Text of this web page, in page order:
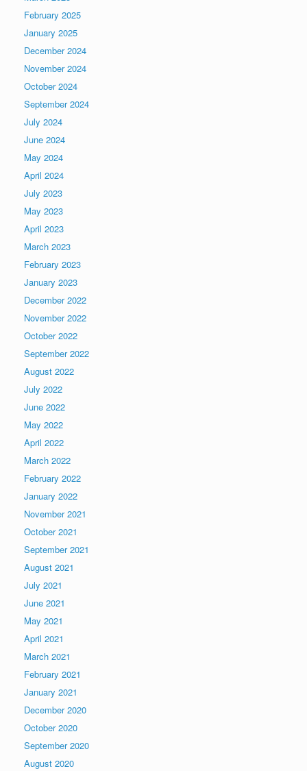
February 2025
January 2025
December 2024
November 2024
October 2024
September 2024
July 2024
June 2024
May 2024
April 2024
July 2023
May 2023
April 2023
March 2023
February 2023
January 2023
December 2022
November 2022
October 2022
September 2022
August 2022
July 2022
June 2022
May 2022
April 2022
March 2022
February 2022
January 2022
November 2021
October 2021
September 2021
August 2021
July 2021
June 2021
May 2021
April 2021
March 2021
February 2021
January 2021
December 2020
October 2020
September 2020
August 2020